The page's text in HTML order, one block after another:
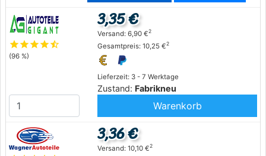
starstarstarstarstar_half
(96 %)
Lieferzeit: 3 - 7 Werktage
Zustand: Fabrikneu
3,35 €
Versand: 6,90 €2
Gesamtpreis: 10,25 €2
Warenkorb
3,36 €
Versand: 10,10 €2